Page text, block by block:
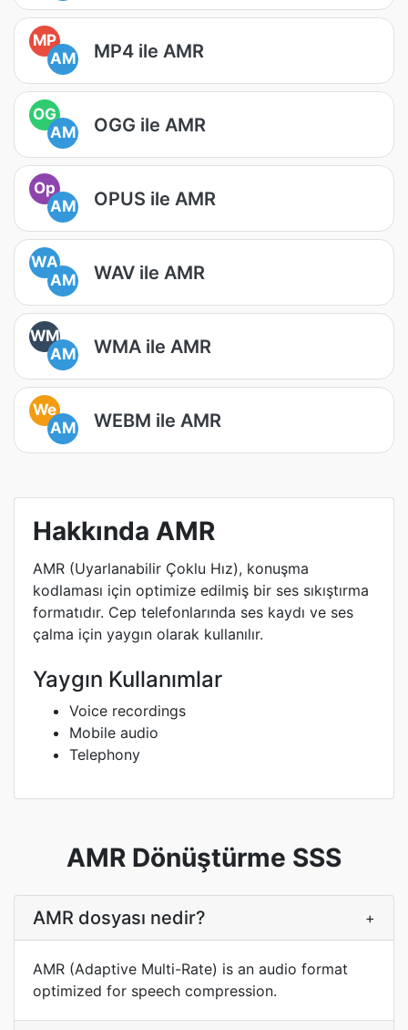
MP
AM
MP4 ile AMR
OG
AM
OGG ile AMR
Op
AM
OPUS ile AMR
WA
AM
WAV ile AMR
WM
AM
WMA ile AMR
We
AM
WEBM ile AMR
Hakkında AMR
AMR (Uyarlanabilir Çoklu Hız), konuşma
kodlaması için optimize edilmiş bir ses sıkıştırma
formatıdır. Cep telefonlarında ses kaydı ve ses
çalma için yaygın olarak kullanılır.
Yaygın Kullanımlar
Voice recordings
Mobile audio
Telephony
AMR Dönüştürme SSS
AMR dosyası nedir? +
AMR (Adaptive Multi-Rate) is an audio format
optimized for speech compression.